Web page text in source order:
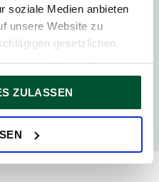
soziale Medien anbieten
unsere Website zu
gesetzlichen
auf Ihrem Gerät
Betrieb unserer Website
alle anderen Cookie-Typen
in der
ZULASSEN